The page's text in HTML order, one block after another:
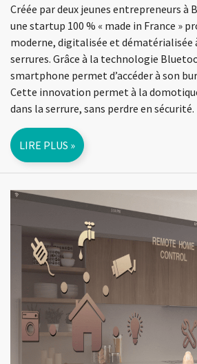
Créée par deux jeunes entrepreneurs à
une startup 100 % « made in France »
moderne, digitalisée et dématérialisée
serrures. Grâce à la technologie
smartphone permet d’accéder à son
Cette innovation permet à la
dans la serrure, sans perdre en sécurité.
LIRE PLUS »